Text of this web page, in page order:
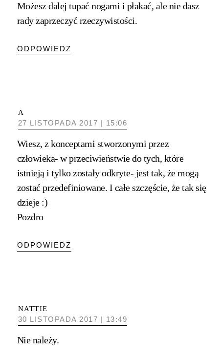
Możesz dalej tupać nogami i płakać, ale nie dasz
rady zaprzeczyć rzeczywistości.
ODPOWIEDZ
A
27 LISTOPADA 2017 | 15:06
Wiesz, z konceptami stworzonymi przez
człowieka- w przeciwieństwie do tych, które
istnieją i tylko zostały odkryte- jest tak, że mogą
zostać przedefiniowane. I całe szczęście, że tak się
dzieje :)
Pozdro
ODPOWIEDZ
NATTIE
30 LISTOPADA 2017 | 13:49
Nie należy.